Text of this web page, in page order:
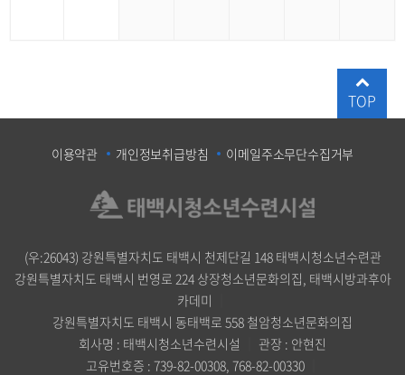
이용약관 개인정보취급방침 이메일주소무단수집거부
(우:26043) 강원특별자치도 태백시 천제단길 148 태백시청소년수련관
강원특별자치도 태백시 번영로 224 상장청소년문화의집, 태백시방과후아
카데미
강원특별자치도 태백시 동태백로 558 철암청소년문화의집
회사명 : 태백시청소년수련시설
관장 : 안현진
고유번호증 : 739-82-00308, 768-82-00330
TOP